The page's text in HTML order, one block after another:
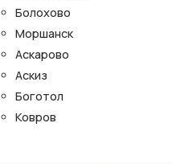
Болохово
Моршанск
Аскарово
Аскиз
Боготол
Ковров